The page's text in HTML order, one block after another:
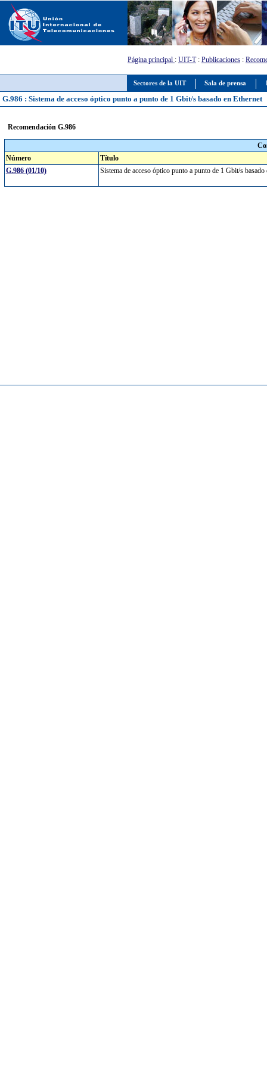
Sectores de la UIT Sala de prensa
Página principal : UIT-T: Publicaciones :
G.986 : Sistema de acceso óptico punto a punto de 1 Gbit/s basado en Ethernet
Recomendación G.986
Número
Título
G.986 (01/10)
Sistema de acceso óptico punto a punto de 1 Gbit/s